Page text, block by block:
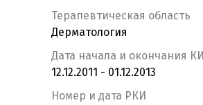
Терапевтическая область
Дерматология
Дата начала и окончания КИ
12.12.2011 - 01.12.2013
Номер и дата РКИ